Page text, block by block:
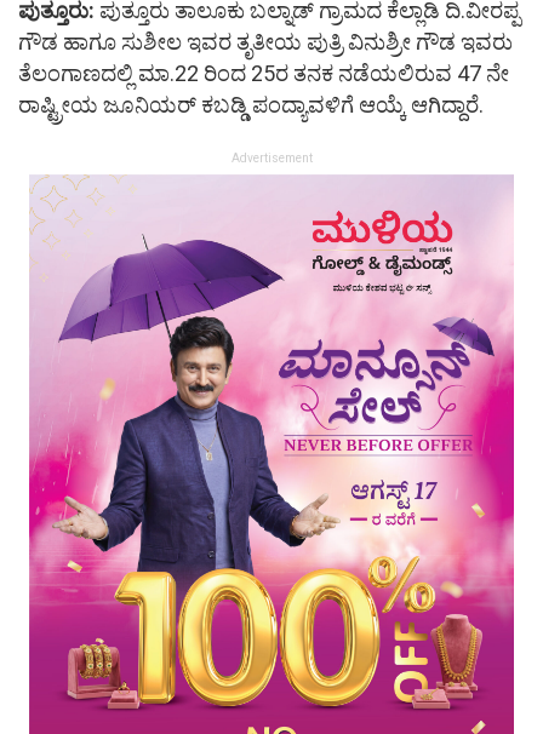
ಪುತ್ತೂರು: ಪುತ್ತೂರು ತಾಲೂಕು ಬಲ್ನಾಡ್ ಗ್ರಾಮದ ಕೆಲ್ಲಾಡಿ ದಿ.ವೀರಪ್ಪ
ಗೌಡ ಹಾಗೂ ಸುಶೀಲ ಇವರ ತೃತೀಯ ಪುತ್ರಿ ವಿನುಶ್ರೀ ಗೌಡ ಇವರು
ತೆಲಂಗಾಣದಲ್ಲಿ ಮಾ.22 ರಿಂದ 25ರ ತನಕ ನಡೆಯಲಿರುವ 47 ನೇ
ರಾಷ್ಟ್ರೀಯ ಜೂನಿಯರ್ ಕಬಡ್ಡಿ ಪಂದ್ಯಾವಳಿಗೆ ಆಯ್ಕೆ ಆಗಿದ್ದಾರೆ.
Advertisement